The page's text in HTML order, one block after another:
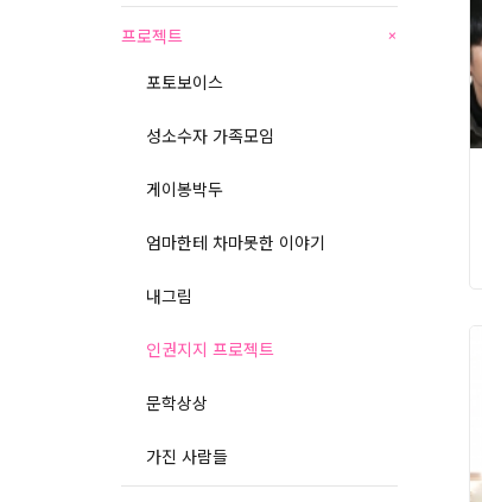
프로젝트 +
포토보이스
성소수자 가족모임
게이봉박두
엄마한테 차마못한 이야기
내그림
인권지지 프로젝트
문학상상
가진 사람들